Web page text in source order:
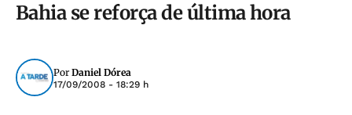
Bahia se reforça de última hora
Por Daniel Dórea
17/09/2008 - 18:29 h